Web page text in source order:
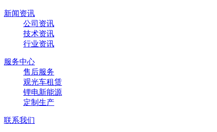
新闻资讯
公司资讯
技术资讯
行业资讯
服务中心
售后服务
观光车租赁
锂电新能源
定制生产
联系我们